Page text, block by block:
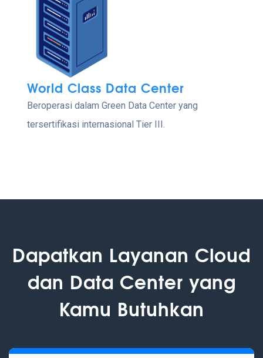
World Class Data Center
Beroperasi dalam Green Data Center yang
tersertifikasi internasional Tier III.
Dapatkan Layanan Cloud
dan Data Center yang
Kamu Butuhkan